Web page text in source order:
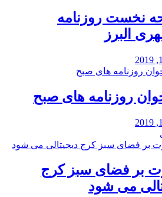
نخست روزنامه‌
البرز
روزنامه های صبح
بر فضای سبز کرج
می شود